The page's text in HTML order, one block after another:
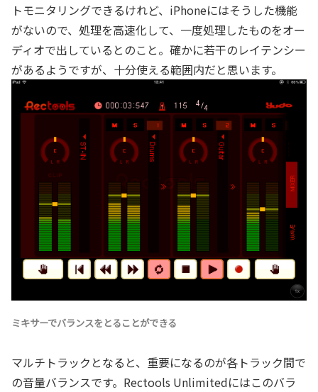
トモニタリングできるけれど、iPhoneにはそうした機能
がないので、処理を高速化して、一度処理したものをオー
ディオで出しているとのこと。確かに若干のレイテンシー
があるようですが、十分使える範囲内だと思います。
ミキサーでバランスをとることができる
マルチトラックとなると、重要になるのが各トラック間で
の音量バランスです。Rectools Unlimitedにはこのバラ